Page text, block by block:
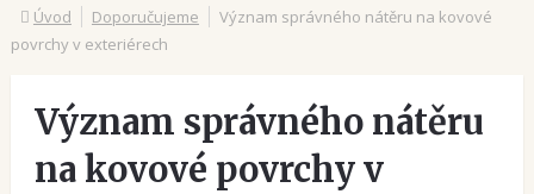
Úvod Doporučujeme
Význam správného nátěru na kovové
povrchy v exteriérech
Význam správného nátěru
na kovové povrchy v